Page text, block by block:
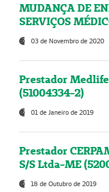
MUDANÇA DE
SERVIÇOS
03 de Novembro de 2020
Prestador
(51004334-2)
01 de Janeiro de 2019
Prestador
S/S Ltda-ME
18 de Outubro de 2019